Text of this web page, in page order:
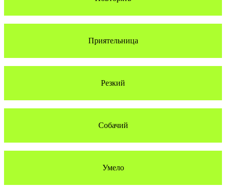
Приятельница
Резкий
Собачий
Умело